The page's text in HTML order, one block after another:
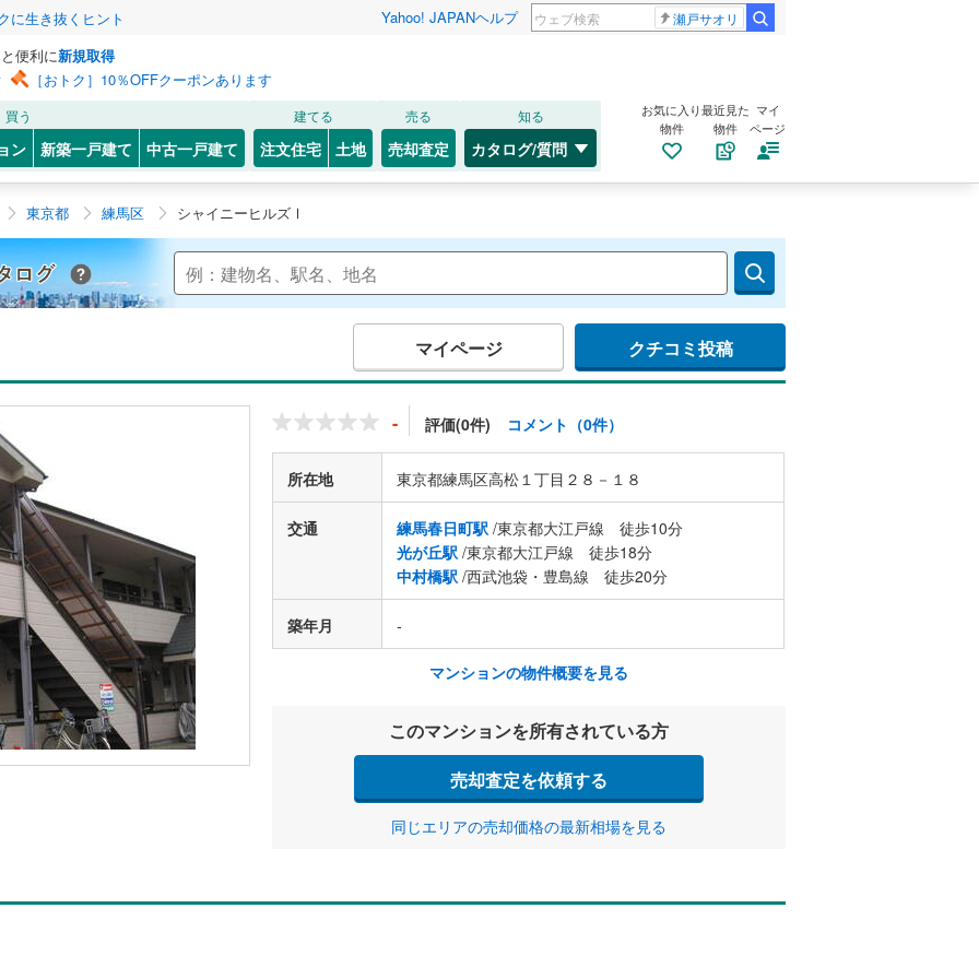
生き抜くヒント Yahoo! JAPANヘルプ 瀬戸サオリ
便利に新規取得
［おトク］10％OFFクーポンあります
買う
ン 新築一戸建て 中古一戸建て
建てる
注文住宅 土地
売る
売却査定
知る
カタログ/質問
お気に入り
物件
最近見た
物件
マイ
ページ
東京都 練馬区 シャイニーヒルズⅠ
Yahoo!不動産 マンションカタログ
マイページ クチコミ投稿
- 評価(0件) コメント（0件）
所在地 東京都練馬区高松１丁目２８－１８
交通 練馬春日町駅 /東京都大江戸線 徒歩10分
光が丘駅 /東京都大江戸線 徒歩18分
中村橋駅 /西武池袋・豊島線 徒歩20分
築年月 -
マンションの物件概要を見る
このマンションを所有されている方
売却査定を依頼する
同じエリアの売却価格の最新相場を見る